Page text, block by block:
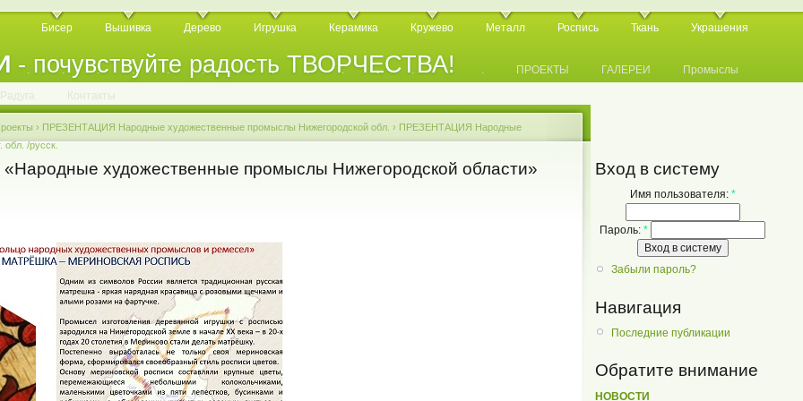
- почувствуйте радость ТВОРЧЕСТВА!
Бисер Вышивка Дерево Игрушка Керамика Кружево Металл Роспись Ткань Украшения
. . . . . . . . . . . . . . ПРОЕКТЫ ГАЛЕРЕИ Промыслы
Радуга Контакты
› ПРЕЗЕНТАЦИЯ Народные художественные промыслы Нижегородской обл. › ПРЕЗЕНТАЦИЯ Народные
обл. /русск.
художественные промыслы Нижегородской области»
Вход в систему
Имя пользователя: *
Пароль: *
Забыли пароль?
Навигация
Последние публикации
Обратите внимание
НОВОСТИ